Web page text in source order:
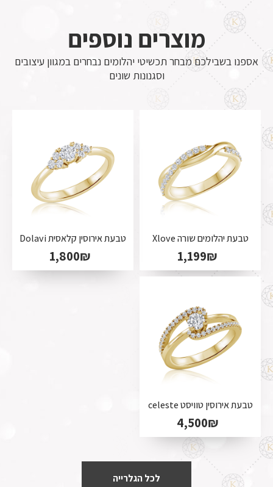
מוצרים נוספים
אספנו בשבילכם מבחר תכשיטי יהלומים נבחרים במגוון עיצובים
וסגנונות שונים
טבעת יהלומים שורה Xlove
1,199₪
טבעת אירוסין קלאסית Dolavi
1,800₪
טבעת אירוסין טוויסט celeste
4,500₪
לכל הגלרייה